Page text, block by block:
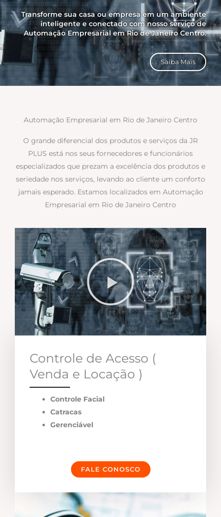
Transforme sua casa ou empresa em um ambiente
inteligente e conectado com nosso serviço de
Automação Empresarial em Rio de Janeiro Centro.
Saiba Mais
Automação Empresarial em Rio de Janeiro Centro
O grande diferencial dos produtos e serviços da JR
PLUS está nos seus fornecedores e funcionários
especializados que prezam a excelência dos produtos e
seriedade nos serviços, levando ao cliente um conforto
jamais esperado. Estamos localizados em Automação
Empresarial em Rio de Janeiro Centro
Controle de Acesso (
Venda e Locação )
Controle Facial
Catracas
Gerenciável
FALE CONOSCO